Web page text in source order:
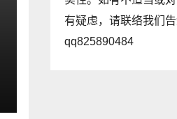
有疑虑，请联络我们告
qq825890484